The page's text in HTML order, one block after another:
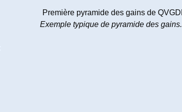
Exemple typique de pyramide des gains.